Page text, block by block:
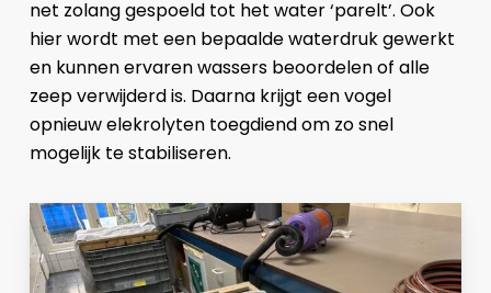
net zolang gespoeld tot het water ‘parelt’. Ook
hier wordt met een bepaalde waterdruk gewerkt
en kunnen ervaren wassers beoordelen of alle
zeep verwijderd is. Daarna krijgt een vogel
opnieuw elekrolyten toegdiend om zo snel
mogelijk te stabiliseren.